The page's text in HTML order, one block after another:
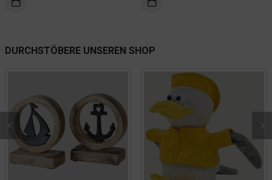
IN DEN WARENKORB
DURCHSTÖBERE UNSEREN SHOP